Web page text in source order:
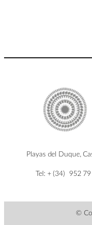
Playas del Duque,
Tel: + (34) 952
©